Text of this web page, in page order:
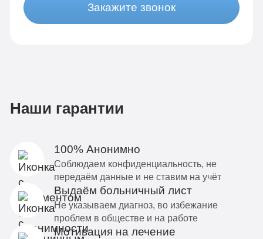
Закажите звонок
Наши гарантии
100% Анонимно
Соблюдаем конфиденциальность, не
передаём данные и не ставим на учёт
Выдаём больничный лист
Не указываем диагноз, во избежание
проблем в обществе и на работе
Мотивация на лечение